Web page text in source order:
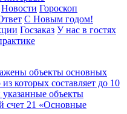
Новости Гороскоп
С Новым годом!
Госзаказ У нас в гостях
объекты основных
которых составляет до 10
указанные объекты
счет 21 «Основные